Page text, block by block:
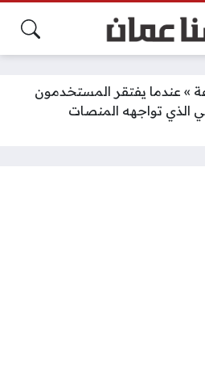
» عندما يفتقر المستخدمون
الذي تواجهه المنصات